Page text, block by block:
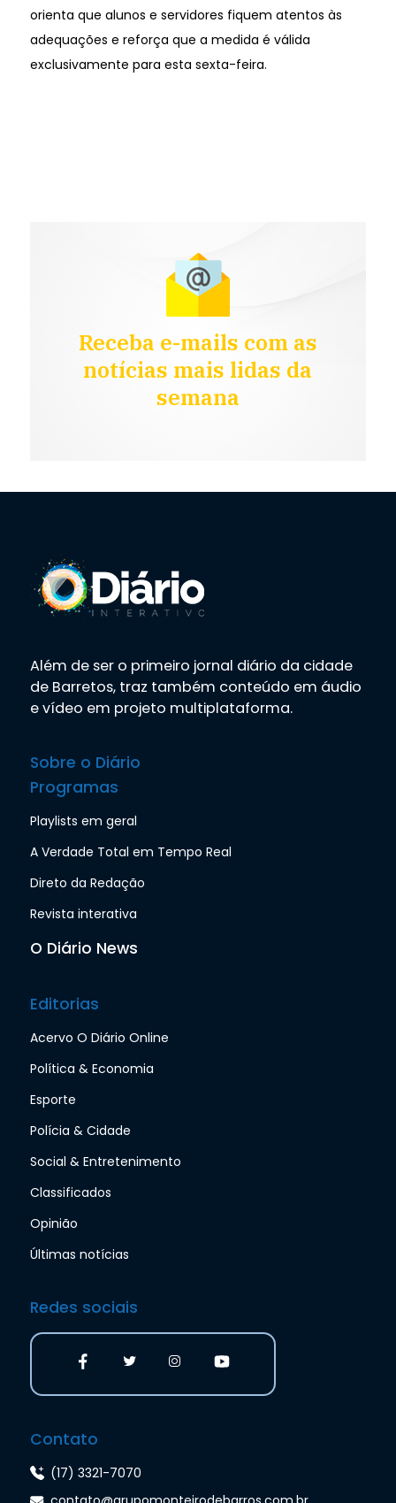
orienta que alunos e servidores fiquem atentos às
adequações e reforça que a medida é válida
exclusivamente para esta sexta-feira.
Receba e-mails com as
notícias mais lidas da
semana
Além de ser o primeiro jornal diário da cidade
de Barretos, traz também conteúdo em áudio
e vídeo em projeto multiplataforma.
Sobre o Diário
Programas
Playlists em geral
A Verdade Total em Tempo Real
Direto da Redação
Revista interativa
O Diário News
Editorias
Acervo O Diário Online
Política & Economia
Esporte
Polícia & Cidade
Social & Entretenimento
Classificados
Opinião
Últimas notícias
Redes sociais
Contato
(17) 3321-7070